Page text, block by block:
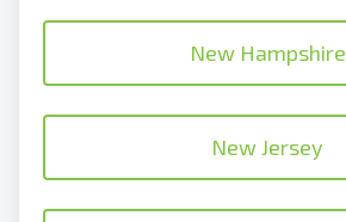
New Hampshire
New Jersey